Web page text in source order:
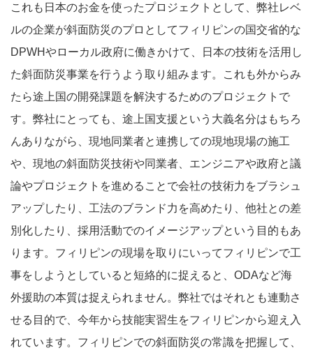
これも日本のお金を使ったプロジェクトとして、弊社レベ
ルの企業が斜面防災のプロとしてフィリピンの国交省的な
DPWHやローカル政府に働きかけて、日本の技術を活用し
た斜面防災事業を行うよう取り組みます。これも外からみ
たら途上国の開発課題を解決するためのプロジェクトで
す。弊社にとっても、途上国支援という大義名分はもちろ
んありながら、現地同業者と連携しての現地現場の施工
や、現地の斜面防災技術や同業者、エンジニアや政府と議
論やプロジェクトを進めることで会社の技術力をブラシュ
アップしたり、工法のブランド力を高めたり、他社との差
別化したり、採用活動でのイメージアップという目的もあ
ります。フィリピンの現場を取りにいってフィリピンで工
事をしようとしていると短絡的に捉えると、ODAなど海
外援助の本質は捉えられません。弊社ではそれとも連動さ
せる目的で、今年から技能実習生をフィリピンから迎え入
れています。フィリピンでの斜面防災の常識を把握して、